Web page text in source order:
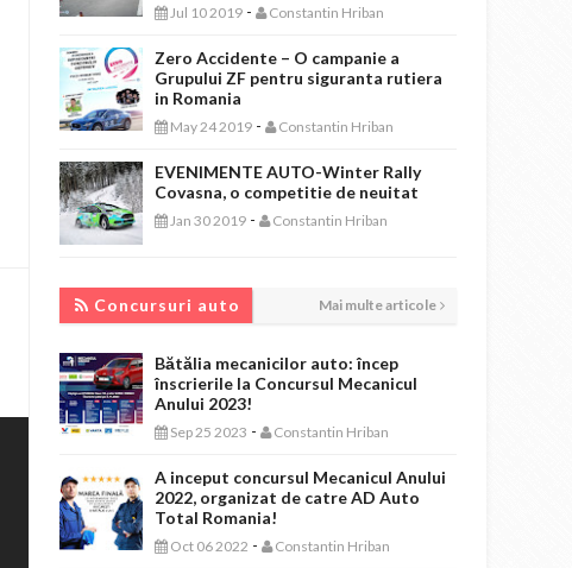
Jul 10 2019 - Constantin Hriban
Zero Accidente – O campanie a
Grupului ZF pentru siguranta rutiera
in Romania
May 24 2019 - Constantin Hriban
EVENIMENTE AUTO-Winter Rally
Covasna, o competitie de neuitat
Jan 30 2019 - Constantin Hriban
Concursuri auto Mai multe articole
Bătălia mecanicilor auto: încep
înscrierile la Concursul Mecanicul
Anului 2023!
Sep 25 2023 - Constantin Hriban
A inceput concursul Mecanicul Anului
2022, organizat de catre AD Auto
Total Romania!
Oct 06 2022 - Constantin Hriban